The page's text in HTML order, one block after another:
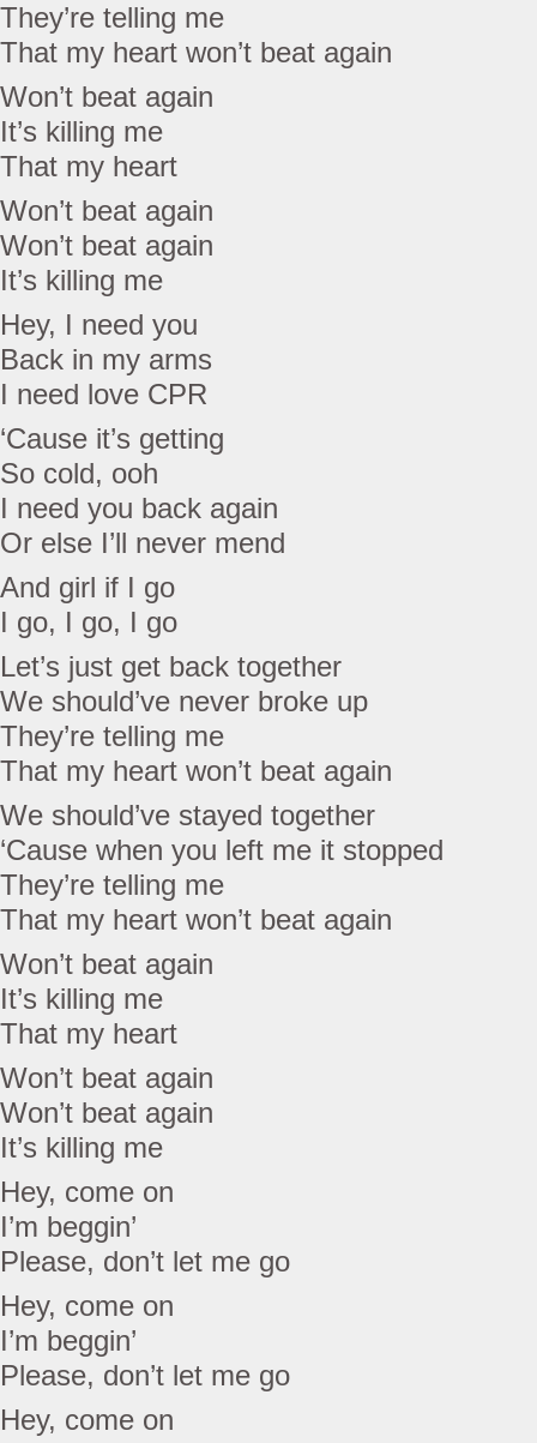
They’re telling me
That my heart won’t beat again
Won’t beat again
It’s killing me
That my heart
Won’t beat again
Won’t beat again
It’s killing me
Hey, I need you
Back in my arms
I need love CPR
‘Cause it’s getting
So cold, ooh
I need you back again
Or else I’ll never mend
And girl if I go
I go, I go, I go
Let’s just get back together
We should’ve never broke up
They’re telling me
That my heart won’t beat again
We should’ve stayed together
‘Cause when you left me it stopped
They’re telling me
That my heart won’t beat again
Won’t beat again
It’s killing me
That my heart
Won’t beat again
Won’t beat again
It’s killing me
Hey, come on
I’m beggin’
Please, don’t let me go
Hey, come on
I’m beggin’
Please, don’t let me go
Hey, come on